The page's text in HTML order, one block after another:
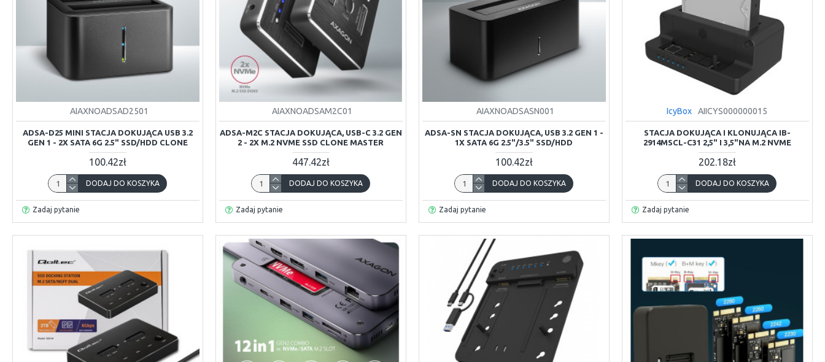
AIAXNOADSAD2501
ADSA-D25 MINI STACJA DOKUJĄCA USB 3.2
GEN 1 - 2X SATA 6G 2.5" SSD/HDD CLONE
100.42zł
DODAJ DO KOSZYKA
Zadaj pytanie
AIAXNOADSAM2C01
ADSA-M2C STACJA DOKUJĄCA, USB-C 3.2 GEN
2 - 2X M.2 NVME SSD CLONE MASTER
447.42zł
DODAJ DO KOSZYKA
Zadaj pytanie
AIAXNOADSASN001
ADSA-SN STACJA DOKUJĄCA, USB 3.2 GEN 1 -
1X SATA 6G 2.5"/3.5" SSD/HDD
100.42zł
DODAJ DO KOSZYKA
Zadaj pytanie
IcyBox AIICYS000000015
STACJA DOKUJĄCA I KLONUJĄCA IB-
2914MSCL-C31 2,5" I 3,5"NA M.2 NVME
202.18zł
DODAJ DO KOSZYKA
Zadaj pytanie